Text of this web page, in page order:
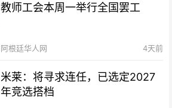
教师工会本周一举行全国罢工
阿根廷华人网 4天前
米莱：将寻求连任，已选定2027
年竞选搭档